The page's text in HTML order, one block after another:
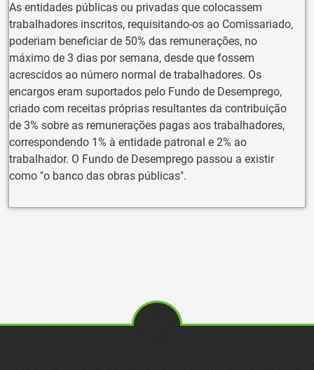
As entidades públicas ou privadas que colocassem
trabalhadores inscritos, requisitando-os ao Comissariado,
poderiam beneficiar de 50% das remunerações, no
máximo de 3 dias por semana, desde que fossem
acrescidos ao número normal de trabalhadores. Os
encargos eram suportados pelo Fundo de Desemprego,
criado com receitas próprias resultantes da contribuição
de 3% sobre as remunerações pagas aos trabalhadores,
correspondendo 1% à entidade patronal e 2% ao
trabalhador. O Fundo de Desemprego passou a existir
como "o banco das obras públicas".